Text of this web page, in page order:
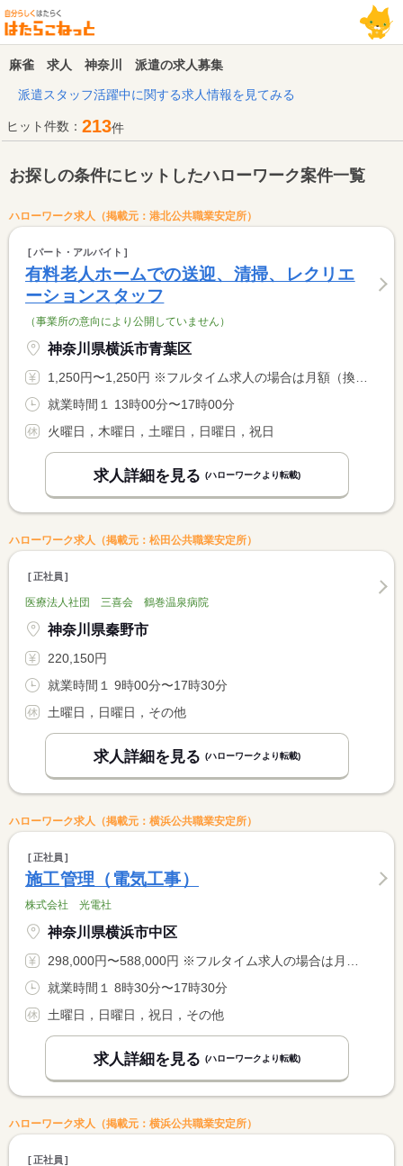
麻雀 求人 神奈川 派遣の求人募集
派遣スタッフ活躍中に関する求人情報を見てみる
ヒット件数： 213件
お探しの条件にヒットしたハローワーク案件一覧
ハローワーク求人（掲載元：港北公共職業安定所）
パート・アルバイト
有料老人ホームでの送迎、清掃、レクリエ
ーションスタッフ
（事業所の意向により公開していません）
神奈川県横浜市青葉区
1,250円〜1,250円 ※フルタイム求人の場合は月額（換算額）、パート求人の場合は時間額を表示しています。
就業時間１ 13時00分〜17時00分
火曜日，木曜日，土曜日，日曜日，祝日
求人詳細を見る (ハローワークより転載)
ハローワーク求人（掲載元：松田公共職業安定所）
正社員
医療法人社団 三喜会 鶴巻温泉病院
神奈川県秦野市
220,150円
就業時間１ 9時00分〜17時30分
土曜日，日曜日，その他
求人詳細を見る (ハローワークより転載)
ハローワーク求人（掲載元：横浜公共職業安定所）
正社員
施工管理（電気工事）
株式会社 光電社
神奈川県横浜市中区
298,000円〜588,000円 ※フルタイム求人の場合は月額（換算額）、パート求人の場合は時間額を表示しています。
就業時間１ 8時30分〜17時30分
土曜日，日曜日，祝日，その他
求人詳細を見る (ハローワークより転載)
ハローワーク求人（掲載元：横浜公共職業安定所）
正社員